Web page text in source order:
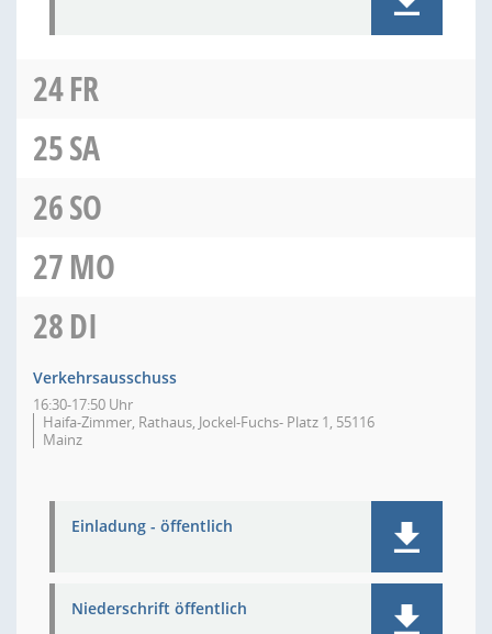
24FR
25SA
26SO
27MO
28DI
Verkehrsausschuss
16:30-17:50 Uhr
Haifa-Zimmer, Rathaus, Jockel-Fuchs- Platz 1, 55116
Mainz
Einladung - öffentlich
Niederschrift öffentlich